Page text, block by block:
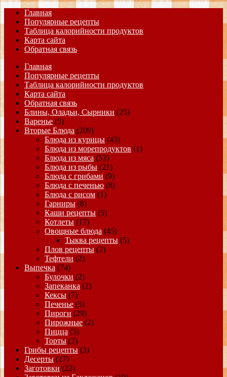
Главная
Популярные рецепты
Таблица калорийности продуктов
Карта сайта
Обратная связь
Главная
Популярные рецепты
Таблица калорийности продуктов
Карта сайта
Обратная связь
Блины, Оладьи, Сырники (25)
Варенье (5)
Вторые Блюда (209)
Блюда из курицы (43)
Блюда из морепродуктов (1)
Блюда из мяса (53)
Блюда из рыбы (21)
Блюда с грибами (9)
Блюда с печенью (8)
Блюда с рисом (1)
Гарниры (8)
Каши рецепты (5)
Котлеты (17)
Овощные блюда (45)
Тыква рецепты (5)
Плов рецепты (2)
Тефтели (2)
Выпечка (74)
Булочки (2)
Запеканка (2)
Кексы (7)
Печенье (5)
Пироги (29)
Пирожные (2)
Пицца (5)
Торты (3)
Грибы рецепты (3)
Десерты (17)
Заготовки (22)